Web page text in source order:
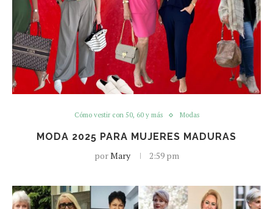
Cómo vestir con 50, 60 y más Modas
MODA 2025 PARA MUJERES MADURAS
porMary 2:59 pm